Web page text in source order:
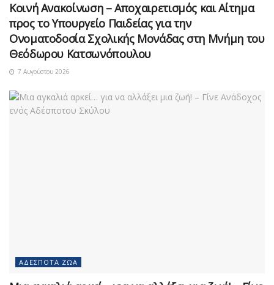
Κοινή Ανακοίνωση – Αποχαιρετισμός και Αίτημα
προς το Υπουργείο Παιδείας για την
Ονοματοδοσία Σχολικής Μονάδας στη Μνήμη του
Θεόδωρου Κατσωνόπουλου
7 Αυγούστου 2026
ΑΔΈΣΠΟΤΑ ΖΏΑ